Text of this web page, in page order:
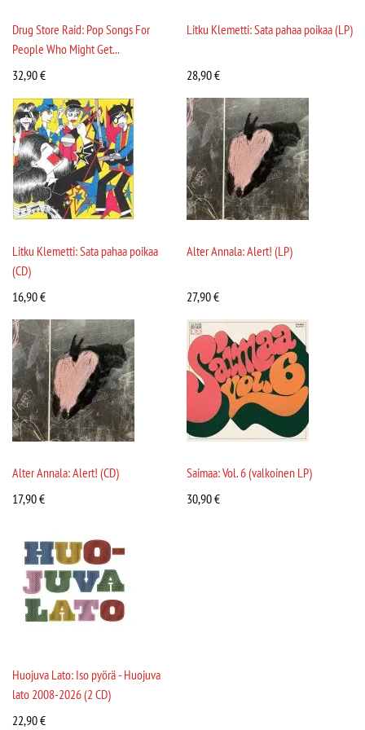
Drug Store Raid: Pop Songs For
People Who Might Get...
32,90€
Litku Klemetti: Sata pahaa poikaa (LP)
28,90€
Litku Klemetti: Sata pahaa poikaa
(CD)
16,90€
Alter Annala: Alert! (LP)
27,90€
Alter Annala: Alert! (CD)
17,90€
Saimaa: Vol. 6 (valkoinen LP)
30,90€
Huojuva Lato: Iso pyörä - Huojuva
lato 2008-2026 (2 CD)
22,90€